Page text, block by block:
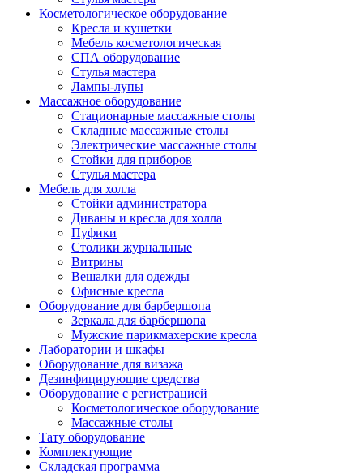
Косметологическое оборудование
Кресла и кушетки
Мебель косметологическая
СПА оборудование
Стулья мастера
Лампы-лупы
Массажное оборудование
Стационарные массажные столы
Складные массажные столы
Электрические массажные столы
Стойки для приборов
Стулья мастера
Мебель для холла
Стойки администратора
Диваны и кресла для холла
Пуфики
Столики журнальные
Витрины
Вешалки для одежды
Офисные кресла
Оборудование для барбершопа
Зеркала для барбершопа
Мужские парикмахерские кресла
Лаборатории и шкафы
Оборудование для визажа
Дезинфицирующие средства
Оборудование с регистрацией
Косметологическое оборудование
Массажные столы
Тату оборудование
Комплектующие
Складская программа